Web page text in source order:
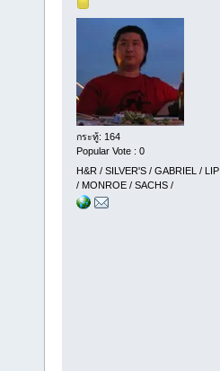
กระทู้: 164
Popular Vote : 0
H&R / SILVER'S / GABRIEL / LIP
/ MONROE / SACHS /